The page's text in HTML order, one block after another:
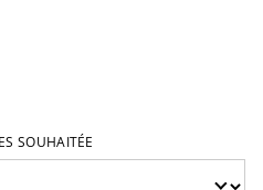
SOUHAITÉE